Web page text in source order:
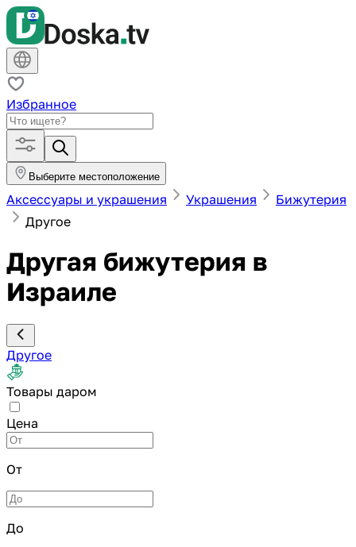
Избранное
Выберите местоположение
Аксессуары и украшения Украшения
Бижутерия
Другое
Другая бижутерия в
Израиле
Другое
Товары даром
Цена
От
До